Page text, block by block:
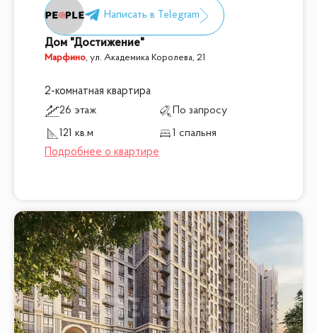
Дом "Достижение"
Марфино,ул. Академика Королева, 21
2-комнатная квартира
26 этаж
По запросу
121 кв.м
1 спальня